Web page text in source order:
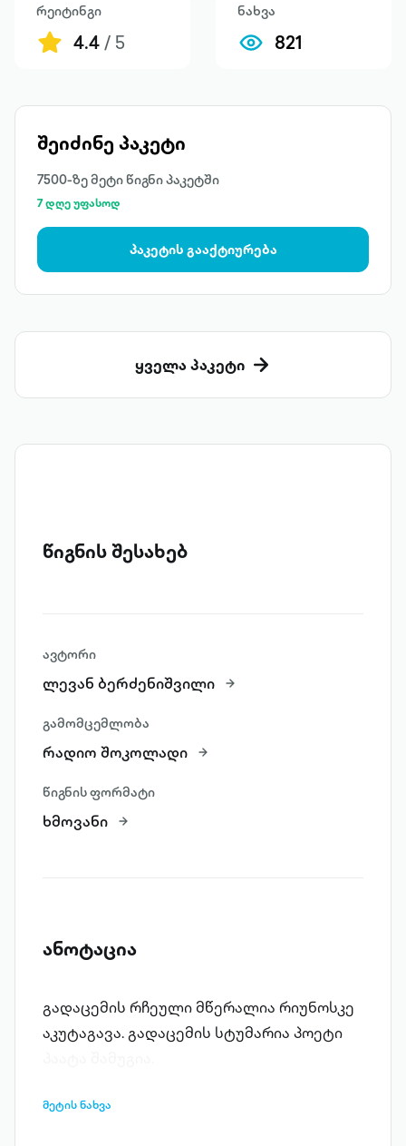
რეიტინგი
4.4/ 5
ნახვა
821
შეიძინე პაკეტი
7500-ზე მეტი წიგნი პაკეტში
7 დღე უფასოდ
პაკეტის გააქტიურება
ყველა პაკეტი
წიგნის შესახებ
ავტორი
ლევან ბერძენიშვილი
გამომცემლობა
რადიო შოკოლადი
წიგნის ფორმატი
ხმოვანი
ანოტაცია
გადაცემის რჩეული მწერალია რიუნოსკე
აკუტაგავა. გადაცემის სტუმარია პოეტი
მეტის ნახვა